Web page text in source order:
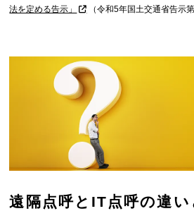
法を定める告示」
（令和5年国土交通省告示
遠隔点呼とIT点呼の違い